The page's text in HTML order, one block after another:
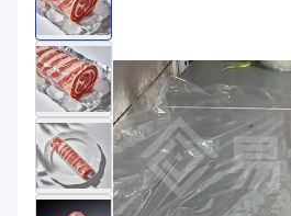
产品卖点：透明性、韧性好
应用场景：主要适用于牛、羊等肉制品的包
价格：￥13.27
商品参数
商品分类
其他包装材料
主要材质
PE
厚度（μm）
90、15~100